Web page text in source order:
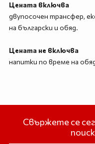
Цената включва
двупосочен трансфер,
на български и обяд.
Цената не включва
напитки по време на
Свържете се